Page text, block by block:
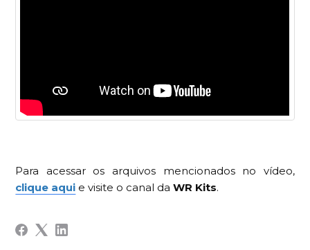
Para acessar os arquivos mencionados no vídeo,
clique aqui e visite o canal daWR Kits.